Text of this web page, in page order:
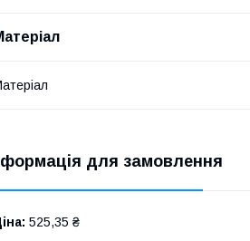
для замовлення
525,35 ₴